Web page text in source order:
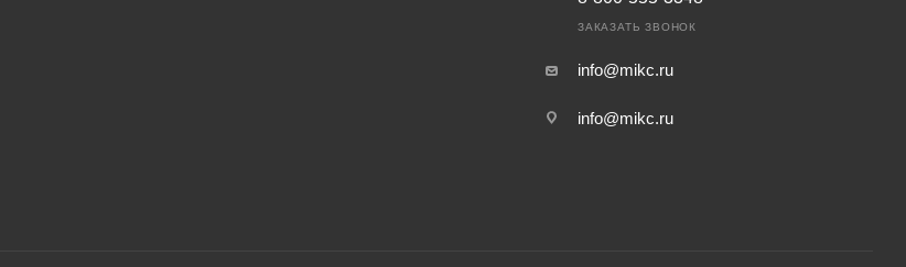
ЗАКАЗАТЬ ЗВОНОК
info@mikc.ru
info@mikc.ru